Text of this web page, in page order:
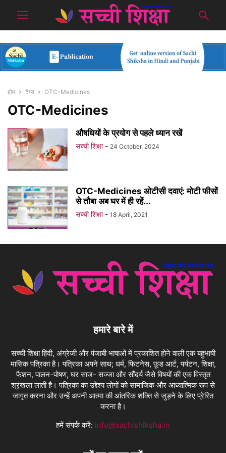
होम टैग्स OTC-Medicines
OTC-Medicines
औषधियों के प्रयोग से पहले ध्यान रखें
सच्ची शिक्षा - 24 October, 2024
OTC-Medicines ओटीसी दवाएं: मोटी फीसों
से तौबा अब घर में ही रहें...
सच्ची शिक्षा - 18 April, 2021
हमारे बारे में
सच्ची शिक्षा हिंदी, अंग्रेजी और पंजाबी भाषाओं में प्रकाशित होने वाली एक बहुभाषी
मासिक पत्रिका है। पत्रिका अपने साथ; धर्म, फिटनेस, फ़ूड आर्ट, पर्यटन, शिक्षा,
फैशन, पालन-पोषण, घर साज- सज्जा और सौंदर्य जैसे विषयों की एक विस्तृत
श्रृंखला लाती है। पत्रिका का उद्देश्य लोगों को सामाजिक और आध्यात्मिक रूप से
जागृत करना और उन्हें अपनी आत्मा की आंतरिक शक्ति से जुड़ने के लिए प्रेरित
करना है।
हमें संपर्क करें: info@sachishiksha.in